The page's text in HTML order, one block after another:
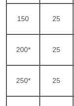
150 25
200* 25
250* 25